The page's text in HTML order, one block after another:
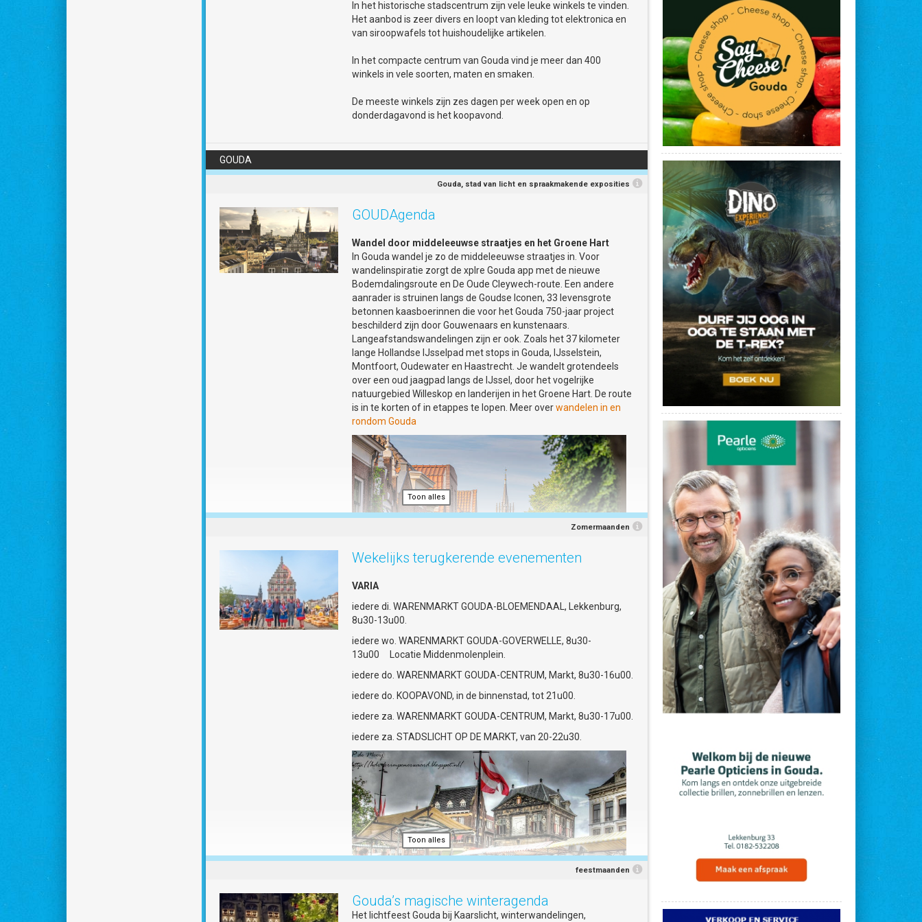
https://30juni1juli-gouda.nl/keti-koti-2026/
In het historische stadscentrum zijn vele leuke winkels te vinden.
Het aanbod is zeer divers en loopt van kleding tot elektronica en
van siroopwafels tot huishoudelijke artikelen.
In het compacte centrum van Gouda vind je meer dan 400
winkels in vele soorten, maten en smaken.
De meeste winkels zijn zes dagen per week open en op
donderdagavond is het koopavond.
GOUDA
Gouda, stad van licht en spraakmakende exposities
GOUDAgenda
Wandel door middeleeuwse straatjes en het Groene Hart
In Gouda wandel je zo de middeleeuwse straatjes in. Voor
wandelinspiratie zorgt de xplre Gouda app met de nieuwe
Bodemdalingsroute en De Oude Cleywech-route. Een andere
aanrader is struinen langs de Goudse Iconen, 33 levensgrote
betonnen kaasboerinnen die voor het Gouda 750-jaar project
beschilderd zijn door Gouwenaars en kunstenaars.
Langeafstandswandelingen zijn er ook. Zoals het 37 kilometer
lange Hollandse IJsselpad met stops in Gouda, IJsselstein,
Montfoort, Oudewater en Haastrecht. Je wandelt grotendeels
over een oud jaagpad langs de IJssel, door het vogelrijke
natuurgebied Willeskop en landerijen in het Groene Hart. De route
is in te korten of in etappes te lopen. Meer overwandelen in en
rondom Gouda
Slaap in charmante hotels tussen historie
De Pastorie met 14 smaakvolle, high-end appartementen voor
short stays (vanaf zes nachten) in de voormalige pastorie van de
Châteaux Weeshuis Gouda waar je overnacht in kamers
geïnspireerd op Gouds plateel en dineert bij restaurant LIZZ dat
recent een Michelinster kreeg. Liever een knus huisje? Kijk dan bij
de cozy cottage van Baartje Sanderserf; modern gemak en sfeer
in een hofje van barmhartigheid uit 1687. Tot slot: op en top
Gouds maak je een verblijf door een stroopwafel- of kaassuite bij
Best Western Plus City Hotel Gouda te boeken.
Meer overovernachten in Gouda
Toon alles
Toon alles
Zomermaanden
Wekelijks terugkerende evenementen
VARIA
iedere di. WARENMARKT GOUDA-BLOEMENDAAL, Lekkenburg,
8u30-13u00.
iedere wo. WARENMARKT GOUDA-GOVERWELLE, 8u30-
13u00 Locatie Middenmolenplein.
iedere do. WARENMARKT GOUDA-CENTRUM, Markt, 8u30-16u00.
iedere do. KOOPAVOND, in de binnenstad, tot 21u00.
iedere za. WARENMARKT GOUDA-CENTRUM, Markt, 8u30-17u00.
iedere za. STADSLICHT OP DE MARKT, van 20-22u30.
Toon alles
Toon alles
feestmaanden
Gouda’s magische winteragenda
Het lichtfeest Gouda bij Kaarslicht, winterwandelingen,